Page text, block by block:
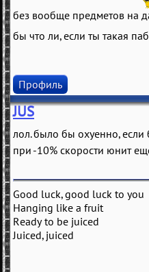
без вообще предметов на
бы что ли, если ты такая
Профиль
JUS
лол. было бы охуенно, если
при -10% скорости юнит
Good luck, good luck to you
Hanging like a fruit
Ready to be juiced
Juiced, juiced